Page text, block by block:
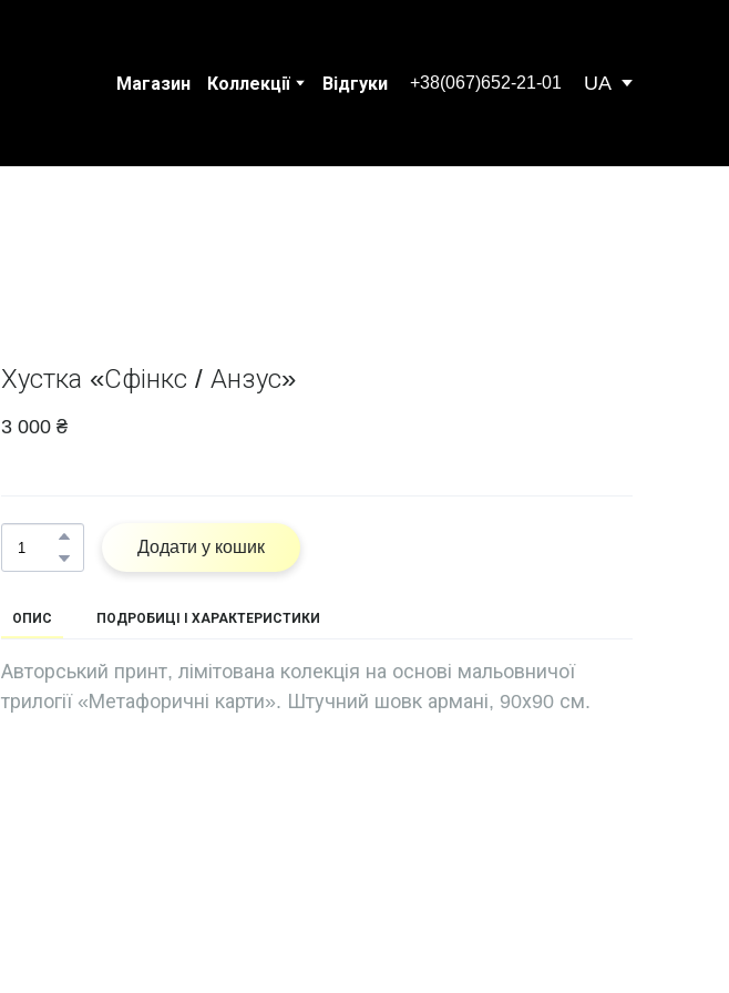
Магазин Коллекції Відгуки +38(067)652-21-01 UA
Хустка «Сфінкс / Анзус»
3 000 ₴
Додати у кошик
ОПИС ПОДРОБИЦІ І ХАРАКТЕРИСТИКИ
Авторський принт, лімітована колекція на основі мальовничої
трилогії «Метафоричні карти». Штучний шовк армані, 90х90 см.